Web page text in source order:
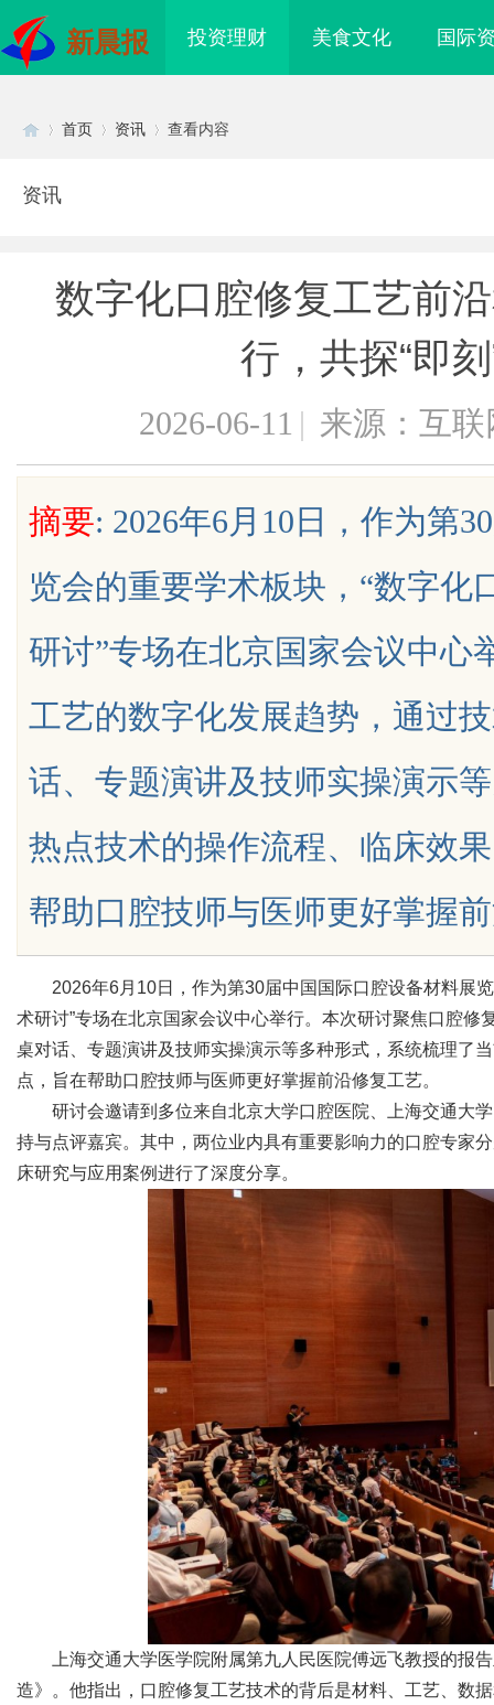
新晨报 投资理财 美食文化 国际
uz
首页 资讯 查看内容
资讯
数字化口腔修复工艺前
行，共探“即
2026-06-11 | 来源：互联
摘要: 2026年6月10日，作为第
览会的重要学术板块，“数字化
研讨”专场在北京国家会议中心
工艺的数字化发展趋势，通过
话、专题演讲及技师实操演示
热点技术的操作流程、临床效
帮助口腔技师与医师更好掌握
2026年6月10日，作为第30届中国国际口腔设备材料展
术研讨”专场在北京国家会议中心举行。本次研讨聚焦口腔
桌对话、专题演讲及技师实操演示等多种形式，系统梳理了
点，旨在帮助口腔技师与医师更好掌握前沿修复工艺。
研讨会邀请到多位来自北京大学口腔医院、上海交通大
持与点评嘉宾。其中，两位业内具有重要影响力的口腔专家
床研究与应用案例进行了深度分享。
上海交通大学医学院附属第九人民医院傅远飞教授的
造》。他指出，口腔修复工艺技术的背后是材料、工艺、数
展的先锋企业